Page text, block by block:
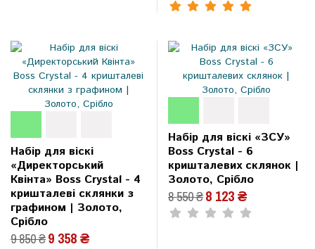
Набір для віскі
«Директорський
Квінта» Boss Crystal - 4
кришталеві склянки з
графином | Золото,
Срібло
9 850 ₴9 358 ₴
Набір для віскі «ЗСУ»
Boss Crystal - 6
кришталевих склянок |
Золото, Срібло
8 550 ₴8 123 ₴